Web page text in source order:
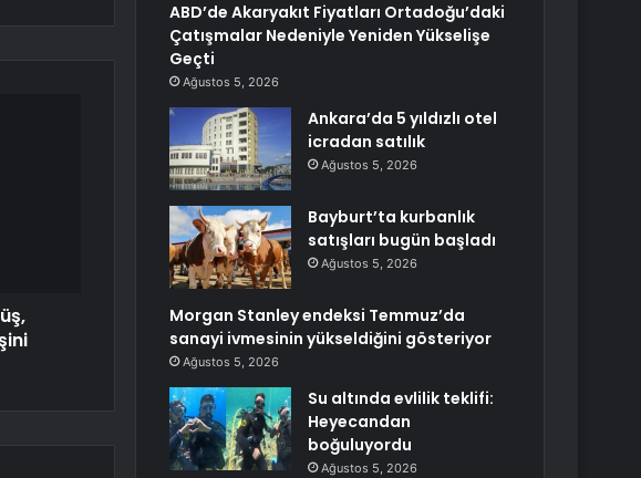
ABD’de Akaryakıt Fiyatları Ortadoğu’daki
Çatışmalar Nedeniyle Yeniden Yükselişe
Geçti
Ağustos 5, 2026
Ankara’da 5 yıldızlı otel
icradan satılık
Ağustos 5, 2026
Bayburt’ta kurbanlık
satışları bugün başladı
Ağustos 5, 2026
Morgan Stanley endeksi Temmuz’da
sanayi ivmesinin yükseldiğini gösteriyor
Ağustos 5, 2026
Su altında evlilik teklifi:
Heyecandan
boğuluyordu
Ağustos 5, 2026